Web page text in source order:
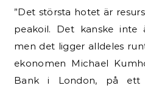
”Det största hotet är resursknappheten, framförallt
peakoil. Det kanske
men det ligger alldeles
ekonomen Michael
Bank i London, på ett